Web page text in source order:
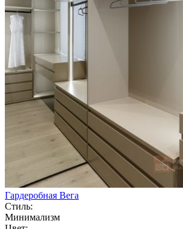
Гардеробная Вега
Стиль:
Минимализм